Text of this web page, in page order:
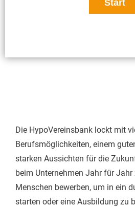
Die HypoVereinsbank lockt mit
Berufsmöglichkeiten, einem
starken Aussichten für die
beim Unternehmen Jahr für
Menschen bewerben, um in ein
starten oder eine Ausbildung zu